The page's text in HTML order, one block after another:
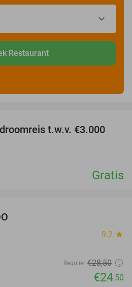
Restaurant
t.w.v. €3.000
Gratis
9.2 star
Regulier €28,50
€24,50